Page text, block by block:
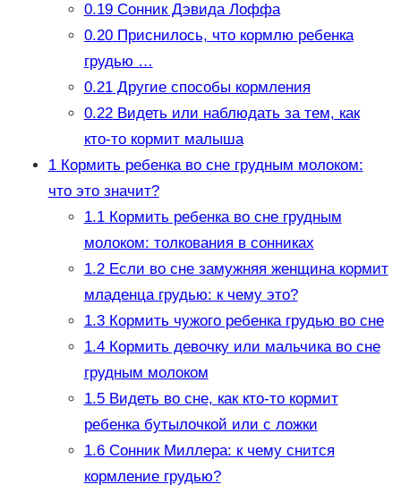
0.19Сонник Дэвида Лоффа
0.20Приснилось, что кормлю ребенка
грудью …
0.21Другие способы кормления
0.22Видеть или наблюдать за тем, как
кто-то кормит малыша
1Кормить ребенка во сне грудным молоком:
что это значит?
1.1Кормить ребенка во сне грудным
молоком: толкования в сонниках
1.2Если во сне замужняя женщина кормит
младенца грудью: к чему это?
1.3Кормить чужого ребенка грудью во сне
1.4Кормить девочку или мальчика во сне
грудным молоком
1.5Видеть во сне, как кто-то кормит
ребенка бутылочкой или с ложки
1.6Сонник Миллера: к чему снится
кормление грудью?